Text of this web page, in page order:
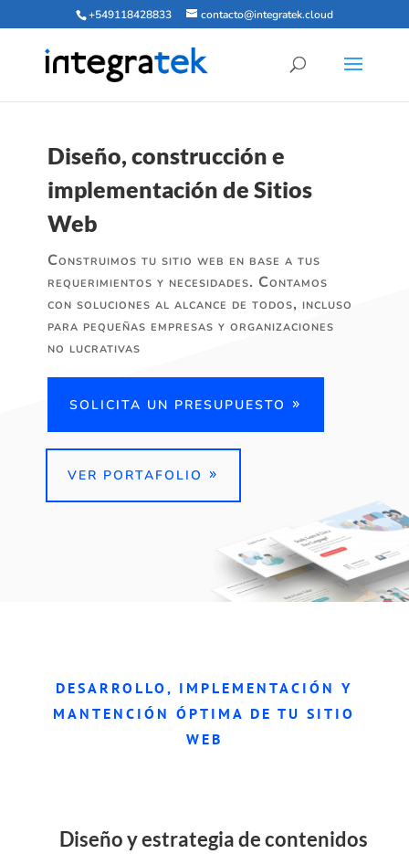
+549118428833 contacto@integratek.cloud
Diseño, construcción e
implementación de Sitios
Web
Construimos tu sitio web en base a tus
requerimientos y necesidades. Contamos
con soluciones al alcance de todos, incluso
para pequeñas empresas y organizaciones
no lucrativas
SOLICITA UN PRESUPUESTO
VER PORTAFOLIO
DESARROLLO, IMPLEMENTACIÓN Y
MANTENCIÓN ÓPTIMA DE TU SITIO
WEB
Diseño y estrategia de contenidos